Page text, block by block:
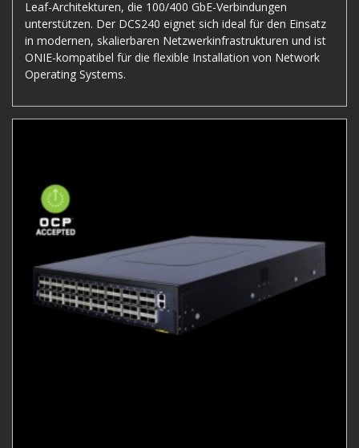
Leaf-Architekturen, die 100/400 GbE-Verbindungen
unterstützen. Der DCS240 eignet sich ideal für den Einsatz
in modernen, skalierbaren Netzwerkinfrastrukturen und ist
ONIE-kompatibel für die flexible Installation von Network
Operating Systems.